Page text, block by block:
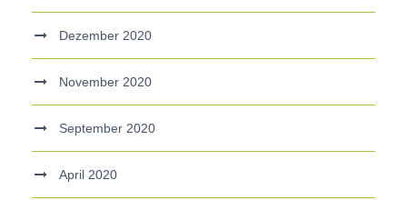
Dezember 2020
November 2020
September 2020
April 2020